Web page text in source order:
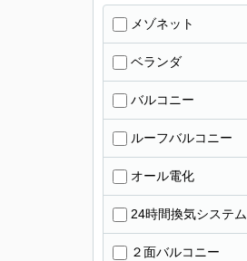
メゾネット
ベランダ
バルコニー
ルーフバルコニー
オール電化
24時間換気システム
２面バルコニー